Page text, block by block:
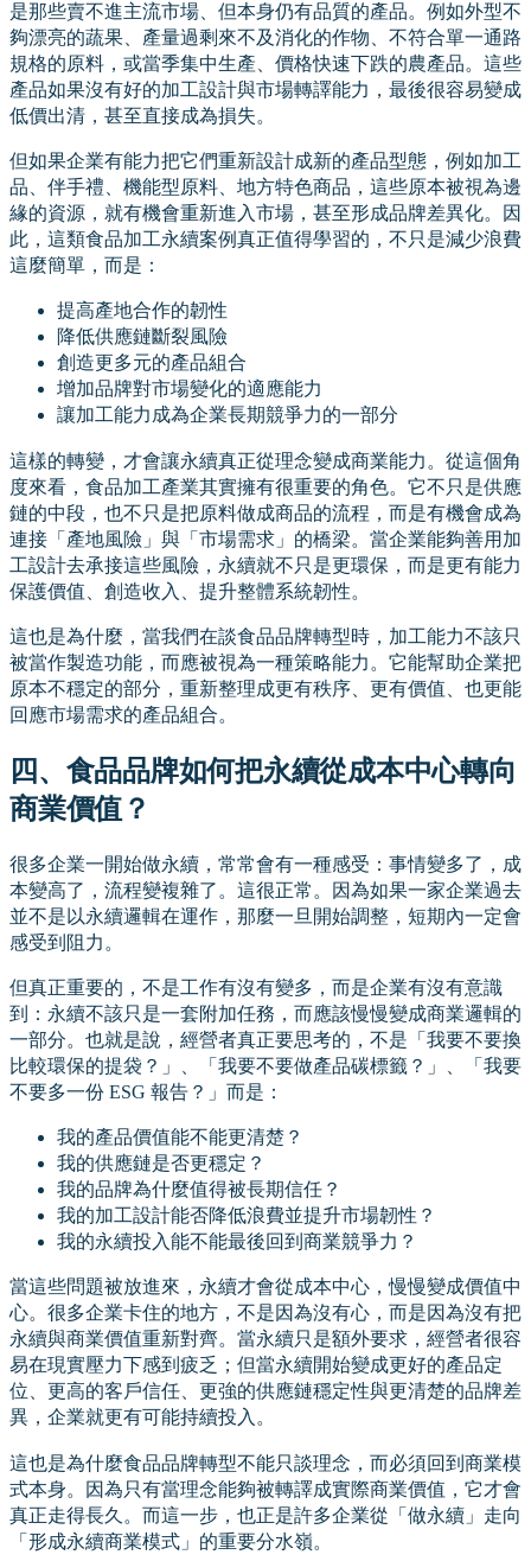
是那些賣不進主流市場、但本身仍有品質的產品。例如外型不
夠漂亮的蔬果、產量過剩來不及消化的作物、不符合單一通路
規格的原料，或當季集中生產、價格快速下跌的農產品。這些
產品如果沒有好的加工設計與市場轉譯能力，最後很容易變成
低價出清，甚至直接成為損失。
但如果企業有能力把它們重新設計成新的產品型態，例如加工
品、伴手禮、機能型原料、地方特色商品，這些原本被視為邊
緣的資源，就有機會重新進入市場，甚至形成品牌差異化。因
此，這類食品加工永續案例真正值得學習的，不只是減少浪費
這麼簡單，而是：
提高產地合作的韌性
降低供應鏈斷裂風險
創造更多元的產品組合
增加品牌對市場變化的適應能力
讓加工能力成為企業長期競爭力的一部分
這樣的轉變，才會讓永續真正從理念變成商業能力。從這個角
度來看，食品加工產業其實擁有很重要的角色。它不只是供應
鏈的中段，也不只是把原料做成商品的流程，而是有機會成為
連接「產地風險」與「市場需求」的橋梁。當企業能夠善用加
工設計去承接這些風險，永續就不只是更環保，而是更有能力
保護價值、創造收入、提升整體系統韌性。
這也是為什麼，當我們在談食品品牌轉型時，加工能力不該只
被當作製造功能，而應被視為一種策略能力。它能幫助企業把
原本不穩定的部分，重新整理成更有秩序、更有價值、也更能
回應市場需求的產品組合。
四、食品品牌如何把永續從成本中心轉向
商業價值？
很多企業一開始做永續，常常會有一種感受：事情變多了，成
本變高了，流程變複雜了。這很正常。因為如果一家企業過去
並不是以永續邏輯在運作，那麼一旦開始調整，短期內一定會
感受到阻力。
但真正重要的，不是工作有沒有變多，而是企業有沒有意識
到：永續不該只是一套附加任務，而應該慢慢變成商業邏輯的
一部分。也就是說，經營者真正要思考的，不是「我要不要換
比較環保的提袋？」、「我要不要做產品碳標籤？」、「我要
不要多一份 ESG 報告？」而是：
我的產品價值能不能更清楚？
我的供應鏈是否更穩定？
我的品牌為什麼值得被長期信任？
我的加工設計能否降低浪費並提升市場韌性？
我的永續投入能不能最後回到商業競爭力？
當這些問題被放進來，永續才會從成本中心，慢慢變成價值中
心。很多企業卡住的地方，不是因為沒有心，而是因為沒有把
永續與商業價值重新對齊。當永續只是額外要求，經營者很容
易在現實壓力下感到疲乏；但當永續開始變成更好的產品定
位、更高的客戶信任、更強的供應鏈穩定性與更清楚的品牌差
異，企業就更有可能持續投入。
這也是為什麼食品品牌轉型不能只談理念，而必須回到商業模
式本身。因為只有當理念能夠被轉譯成實際商業價值，它才會
真正走得長久。而這一步，也正是許多企業從「做永續」走向
「形成永續商業模式」的重要分水嶺。